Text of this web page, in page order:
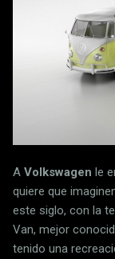
A Volkswagen le
quiere que
este siglo, con la
Van, mejor
tenido una